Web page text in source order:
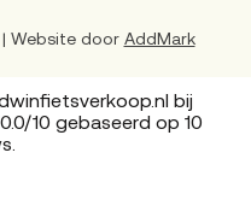
| Website door AddMark
bij
10 gebaseerd op 10